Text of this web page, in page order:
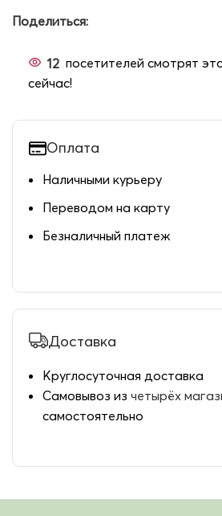
Поделиться:
12 посетителей смотрят
сейчас!
Оплата
Наличными курьеру
Переводом на карту
Безналичный платеж
Доставка
Круглосуточная доставка
Самовывоз из четырёх
самостоятельно